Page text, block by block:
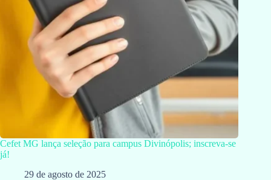
Cefet MG lança seleção para campus Divinópolis; inscreva-se
já!
29 de agosto de 2025